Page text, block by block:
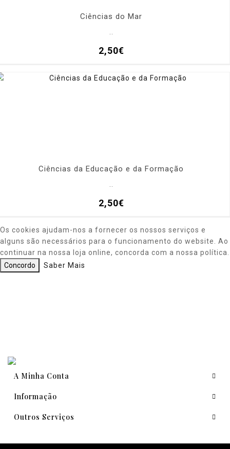
Ciências do Mar
2,50€
Ciências da Educação e da Formação
2,50€
Os cookies ajudam-nos a fornecer os nossos serviços e
alguns são necessários para o funcionamento do website. Ao
continuar na nossa loja online, concorda com a nossa política.
Concordo
Saber Mais
A Minha Conta
Informação
Outros Serviços